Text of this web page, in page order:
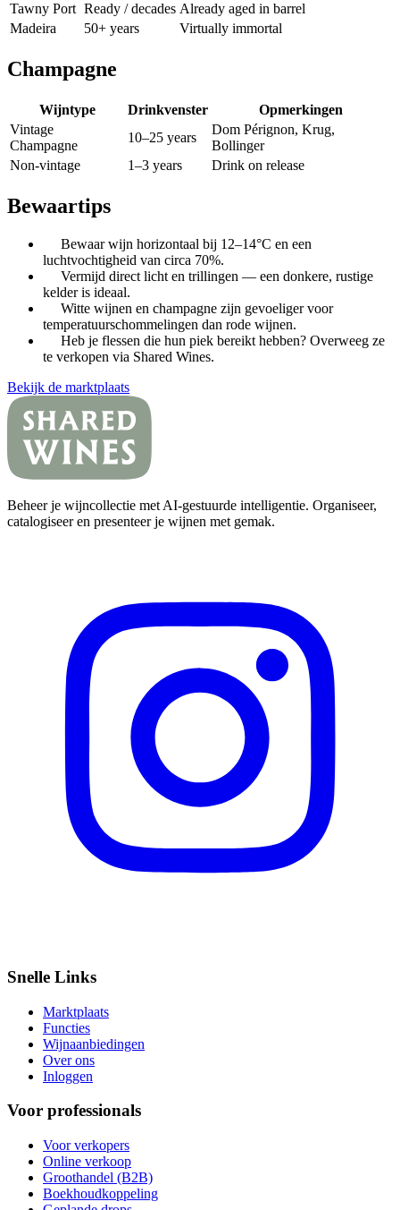
Tawny Port Ready / decades Already aged in barrel
Madeira
50+ years Virtually immortal
Champagne
Wijntype Drinkvenster
Opmerkingen
Vintage
Champagne
10–25 years
Dom Pérignon, Krug,
Bollinger
Non-vintage
1–3 years Drink on release
Bewaartips
Bewaar wijn horizontaal bij 12–14°C en een
luchtvochtigheid van circa 70%.
Vermijd direct licht en trillingen — een donkere, rustige
kelder is ideaal.
Witte wijnen en champagne zijn gevoeliger voor
temperatuurschommelingen dan rode wijnen.
Heb je flessen die hun piek bereikt hebben? Overweeg ze
te verkopen via Shared Wines.
Bekijk de marktplaats
Beheer je wijncollectie met AI-gestuurde intelligentie. Organiseer,
catalogiseer en presenteer je wijnen met gemak.
Snelle Links
Marktplaats
Functies
Wijnaanbiedingen
Over ons
Inloggen
Voor professionals
Voor verkopers
Online verkoop
Groothandel (B2B)
Boekhoudkoppeling